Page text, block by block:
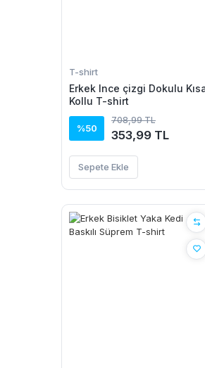
T-shirt
Erkek Ince çizgi Dokulu
Kollu T-shirt
%50
708,99 TL
353,99 TL
Sepete Ekle